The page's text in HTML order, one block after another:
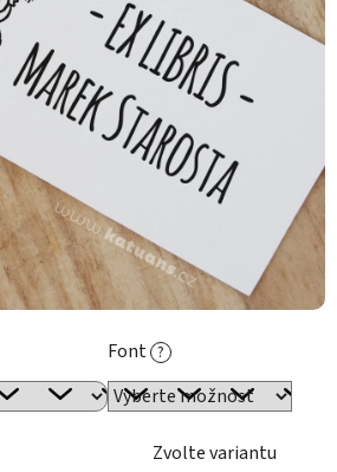
Font ?
Zvolte variantu